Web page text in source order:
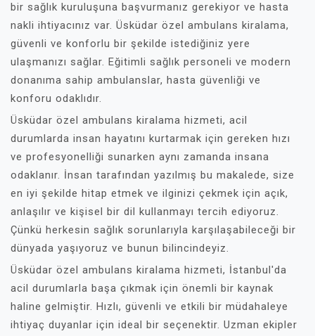
bir sağlık kuruluşuna başvurmanız gerekiyor ve hasta
nakli ihtiyacınız var. Üsküdar özel ambulans kiralama,
güvenli ve konforlu bir şekilde istediğiniz yere
ulaşmanızı sağlar. Eğitimli sağlık personeli ve modern
donanıma sahip ambulanslar, hasta güvenliği ve
konforu odaklıdır.
Üsküdar özel ambulans kiralama hizmeti, acil
durumlarda insan hayatını kurtarmak için gereken hızı
ve profesyonelliği sunarken aynı zamanda insana
odaklanır. İnsan tarafından yazılmış bu makalede, size
en iyi şekilde hitap etmek ve ilginizi çekmek için açık,
anlaşılır ve kişisel bir dil kullanmayı tercih ediyoruz.
Çünkü herkesin sağlık sorunlarıyla karşılaşabileceği bir
dünyada yaşıyoruz ve bunun bilincindeyiz.
Üsküdar özel ambulans kiralama hizmeti, İstanbul'da
acil durumlarla başa çıkmak için önemli bir kaynak
haline gelmiştir. Hızlı, güvenli ve etkili bir müdahaleye
ihtiyaç duyanlar için ideal bir seçenektir. Uzman ekipler